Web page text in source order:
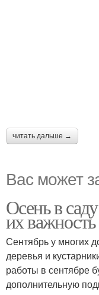
читать дальше →
Вас может
Осень в
их важность
Сентябрь у многих
деревья и
работы в сентябре
дополнительную